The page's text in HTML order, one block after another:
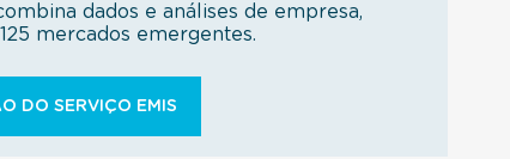
dados e análises de empresa,
mercados emergentes.
DO SERVIÇO EMIS